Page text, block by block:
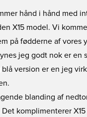
hånd i hånd med
X15 model. Vi
på fødderne af vores
jeg godt nok er en
version er en jeg
blanding af
komplimenterer